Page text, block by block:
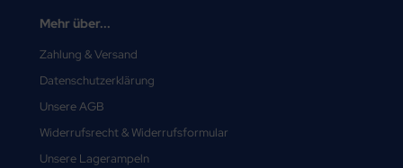
Mehr über...
Zahlung & Versand
Datenschutzerklärung
Unsere AGB
Widerrufsrecht & Widerrufsformular
Unsere Lagerampeln